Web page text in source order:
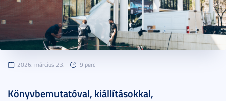
2026. március 23. 9 perc
Könyvbemutatóval, kiállításokkal,